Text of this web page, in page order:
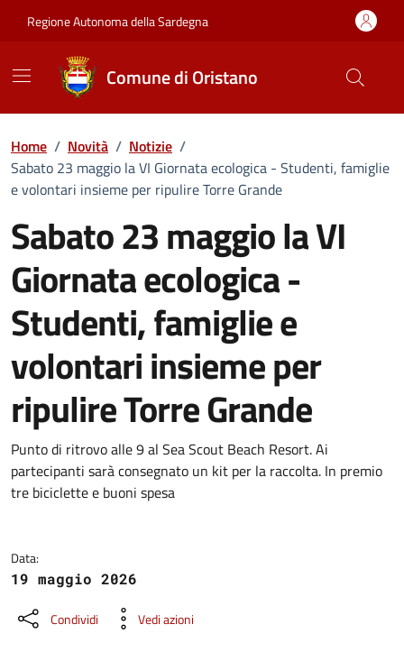
Regione Autonoma della Sardegna
Comune di Oristano
Home / Novità / Notizie /
Sabato 23 maggio la VI Giornata ecologica - Studenti, famiglie
e volontari insieme per ripulire Torre Grande
Sabato 23 maggio la VI
Giornata ecologica -
Studenti, famiglie e
volontari insieme per
ripulire Torre Grande
Dettagli della notizia
Punto di ritrovo alle 9 al Sea Scout Beach Resort. Ai
partecipanti sarà consegnato un kit per la raccolta. In premio
tre biciclette e buoni spesa
Data:
19 maggio 2026
Condividi Vedi azioni